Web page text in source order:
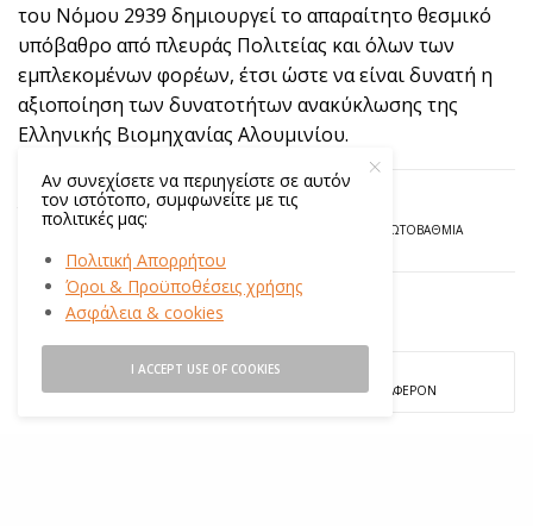
του Νόμου 2939 δημιουργεί το απαραίτητο θεσμικό
υπόβαθρο από πλευράς Πολιτείας και όλων των
εμπλεκομένων φορέων, έτσι ώστε να είναι δυνατή η
αξιοποίηση των δυνατοτήτων ανακύκλωσης της
Ελληνικής Βιομηχανίας Αλουμινίου.
TAGS #ΑΝΑΚΎΚΛΩΣΗ #ΔΗΜΟΤΙΚΌ
#ΚΥΚΛΙΚΉ ΟΙΚΟΝΟΜΊΑ
#ΠΡΩΤΟΒΆΘΜΙΑ
ΠΩΣ ΣΟΥ ΦΆΝΗΚΕ;
ΑΔΙΆΦΟΡΟ ΕΝΔΙΑΦΈΡΟΝ
Αν συνεχίσετε να περιηγείστε σε αυτόν
τον ιστότοπο, συμφωνείτε με τις
πολιτικές μας:
Πολιτική Απορρήτου
Όροι & Προϋποθέσεις χρήσης
Ασφάλεια & cookies
I ACCEPT USE OF COOKIES